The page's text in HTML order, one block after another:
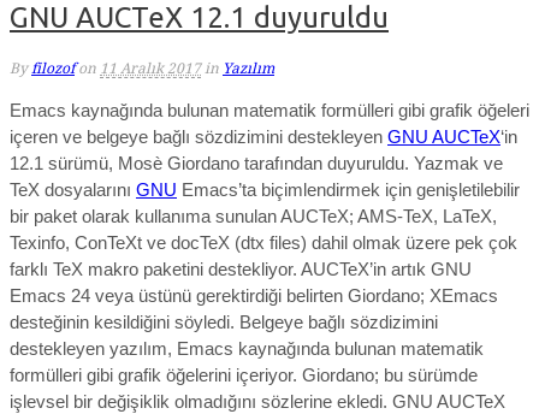
GNU AUCTeX 12.1 duyuruldu
By filozof on 11 Aralık 2017 in Yazılım
Emacs kaynağında bulunan matematik formülleri gibi grafik öğeleri
içeren ve belgeye bağlı sözdizimini destekleyen GNU AUCTeX‘in
12.1 sürümü, Mosè Giordano tarafından duyuruldu. Yazmak ve
TeX dosyalarını GNU Emacs’ta biçimlendirmek için genişletilebilir
bir paket olarak kullanıma sunulan AUCTeX; AMS-TeX, LaTeX,
Texinfo, ConTeXt ve docTeX (dtx files) dahil olmak üzere pek çok
farklı TeX makro paketini destekliyor. AUCTeX’in artık GNU
Emacs 24 veya üstünü gerektirdiği belirten Giordano; XEmacs
desteğinin kesildiğini söyledi. Belgeye bağlı sözdizimini
destekleyen yazılım, Emacs kaynağında bulunan matematik
formülleri gibi grafik öğelerini içeriyor. Giordano; bu sürümde
işlevsel bir değişiklik olmadığını sözlerine ekledi. GNU AUCTeX